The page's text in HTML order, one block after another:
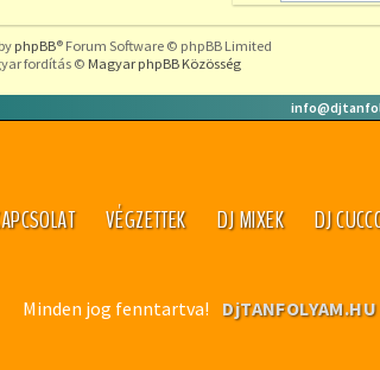
phpBB® Forum Software © phpBB Limited
fordítás © Magyar phpBB Közösség
VÉGZETTEK DJ MIXEK DJ
Minden jog fenntartva! DjTANFOLYAM.HU